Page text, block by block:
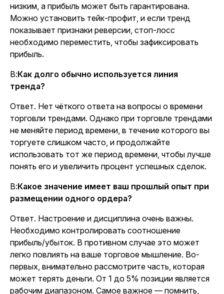
низким, а прибыль может быть гарантирована.
Можно установить тейк-профит, и если тренд
показывает признаки реверсии, стоп-лосс
необходимо переместить, чтобы зафиксировать
прибыль.
В:Как долго обычно используется линия
тренда?
Ответ. Нет чёткого ответа на вопросы о времени
торговли трендами. Однако при торговле трендами
не меняйте период времени, в течение которого вы
торгуете слишком часто, и продолжайте
использовать тот же период времени, чтобы лучше
понять его и увеличить процент успешных сделок.
В:Какое значение имеет ваш прошлый опыт при
размещении одного ордера?
Ответ. Настроение и дисциплина очень важны.
Необходимо контролировать соотношение
прибыль/убыток. В противном случае это может
легко повлиять на ваше торговое мышление. Во-
первых, внимательно рассмотрите часть, которая
может терять деньги. От 1 до 5% позиции является
рабочим диапазоном. Самое важное — помнить,